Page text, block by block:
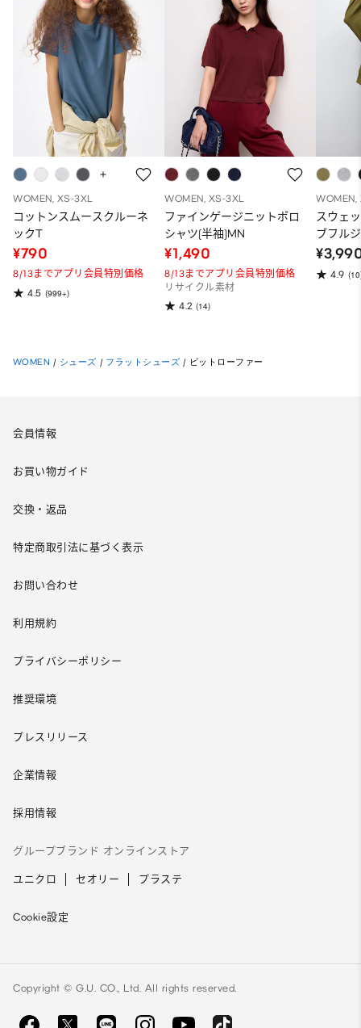
WOMEN, XS-3XL
コットンスムースクルーネ
ックT
¥790
8/13までアプリ会員特別価格
4.5 (999+)
WOMEN, XS-3XL
ファインゲージニットポロ
シャツ(半袖)MN
¥1,490
8/13までアプリ会員特別価格
リサイクル素材
4.2 (14)
WOMEN,
スウェ
ブフル
ーパー
ット）
4.9
WOMEN / シューズ / フラットシューズ / ビットローファー
会員情報
お買い物ガイド
交換・返品
特定商取引法に基づく表示
お問い合わせ
利用規約
プライバシーポリシー
推奨環境
プレスリリース
企業情報
採用情報
グループブランド オンラインストア
ユニクロ セオリー プラステ
Cookie設定
Copyright © G.U. CO., Ltd. All rights reserved.